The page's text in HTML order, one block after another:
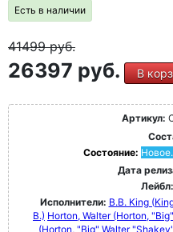
Есть в наличии
41499руб.
26397 руб. В
Артикул:
Состояние:
Дата
Лейбл:
Исполнители: B.B. King
B.) Horton, Walter (Horton,
(Horton, "Big" Walter